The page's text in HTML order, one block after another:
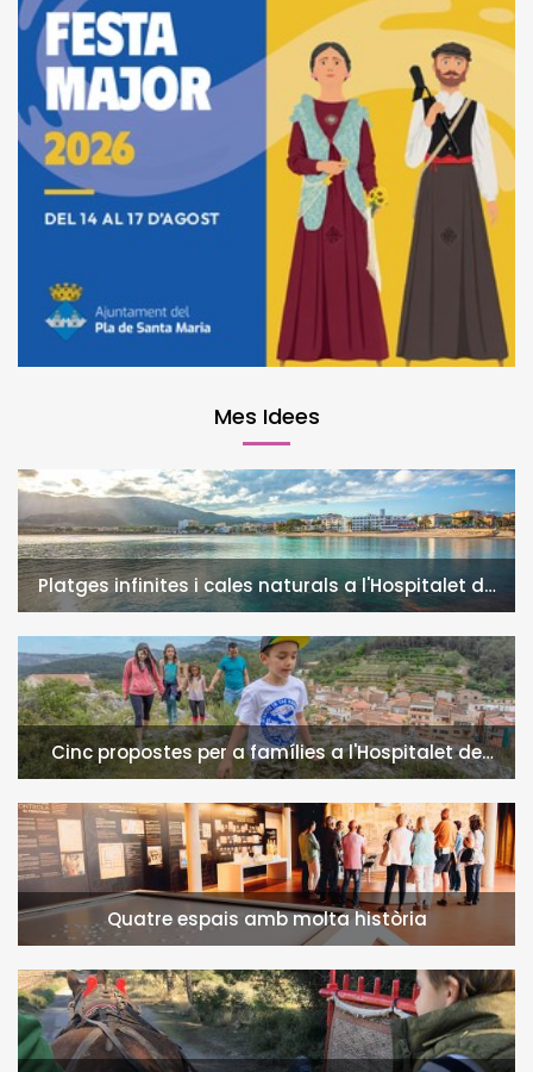
Mes Idees
Platges infinites i cales naturals a l'Hospitalet de
l'Infant i la Vall de Llors
Cinc propostes per a famílies a l'Hospitalet de
l'Infant i la Vall de Llors
Quatre espais amb molta història